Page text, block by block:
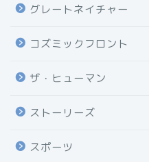
グレートネイチャー
コズミックフロント
ザ・ヒューマン
ストーリーズ
スポーツ